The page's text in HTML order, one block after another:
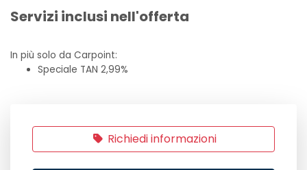
Servizi inclusi nell'offerta
In più solo da Carpoint:
Speciale TAN 2,99%
Richiedi informazioni